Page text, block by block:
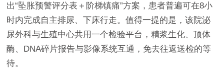
出“坠胀预警评分表＋阶梯镇痛”方案，患者普遍可在8小
时内完成自主排尿、下床行走。值得一提的是，该院泌
尿外科与生殖中心共用一个检验平台，精浆生化、顶体
酶、DNA碎片报告与影像系统互通，免去往返送检的等
待。